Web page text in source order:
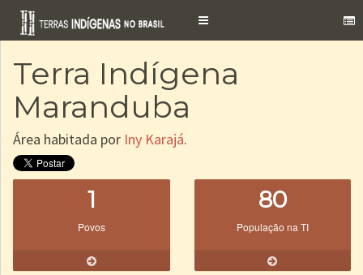
Toggle
Terra Indígena
Maranduba
Área habitada por Iny Karajá.
1
Povos
80
População na TI